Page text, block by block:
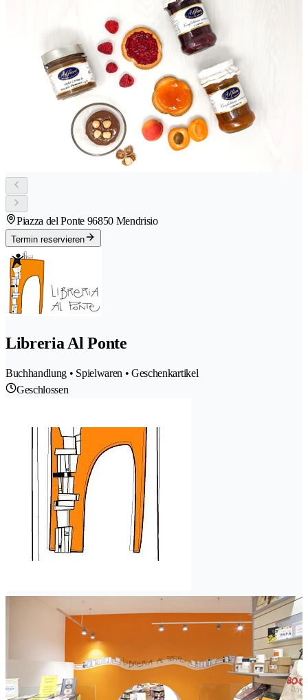
Piazza del Ponte 96850 Mendrisio
Termin reservieren
Libreria Al Ponte
Buchhandlung • Spielwaren • Geschenkartikel
Geschlossen